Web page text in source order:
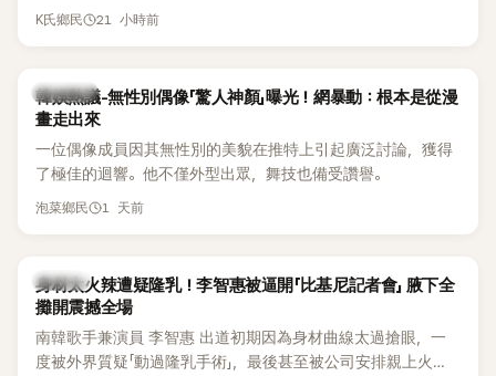
節Headliner（壓軸主秀）的K-POP女SOLO歌手，寫下全新紀
形容整場演出「就像一場豪華KTV」。
K氏鄉民 21 小時前
熱議討論
韓娛熱議-無性別偶像「驚人神顏」曝光！網暴動：根本是從漫
畫走出來
一位偶像成員因其無性別的美貌在推特上引起廣泛討論，獲得
了極佳的迴響。他不僅外型出眾，舞技也備受讚譽。
泡菜鄉民 1 天前
K-POP
身材太火辣遭疑隆乳！李智惠被逼開「比基尼記者會」 腋下全
攤開震撼全場
南韓歌手兼演員 李智惠 出道初期因為身材曲線太過搶眼，一
度被外界質疑「動過隆乳手術」，最後甚至被公司安排親上火